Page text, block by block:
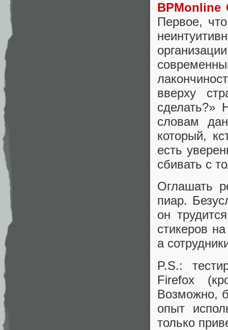
BPMonline
Первое,
вверху
сделать?»
словам
который,
есть
сбивать с
Оглашать
пиар.
он
стикеров
а
P.S.:
Firefox
Возможно,
опыт
только